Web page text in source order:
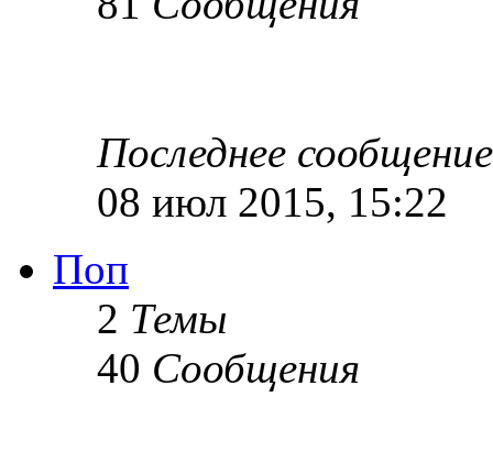
Последнее сообщение
08 июл 2015, 15:22
Поп
2 Темы
40 Сообщения